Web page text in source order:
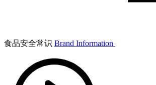
食品安全常识 Brand Information